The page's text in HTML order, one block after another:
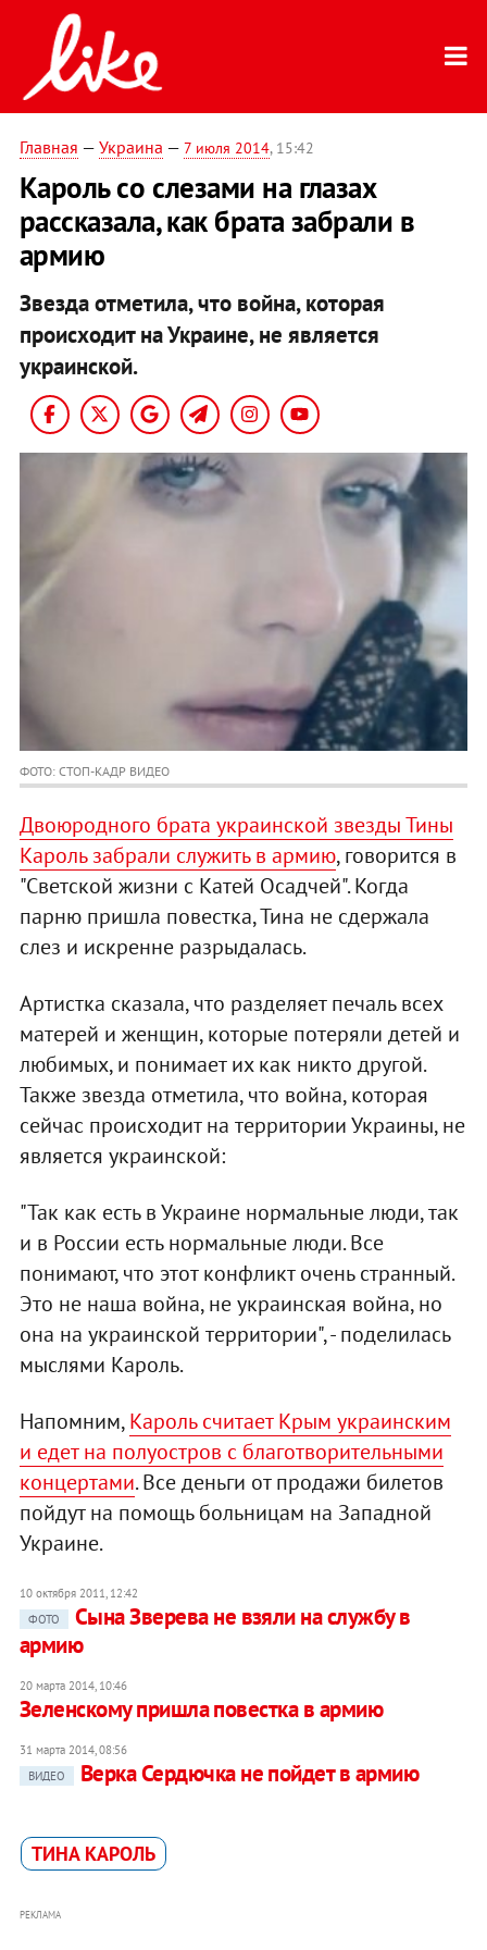
Главная — Украина — 7 июля 2014, 15:42
Кароль со слезами на глазах
рассказала, как брата забрали в
армию
Звезда отметила, что война, которая
происходит на Украине, не является
украинской.
ФОТО: СТОП-КАДР ВИДЕО
Двоюродного брата украинской звезды Тины
Кароль забрали служить в армию, говорится в
"Светской жизни с Катей Осадчей". Когда
парню пришла повестка, Тина не сдержала
слез и искренне разрыдалась.
Артистка сказала, что разделяет печаль всех
матерей и женщин, которые потеряли детей и
любимых, и понимает их как никто другой.
Также звезда отметила, что война, которая
сейчас происходит на территории Украины, не
является украинской:
"Так как есть в Украине нормальные люди, так
и в России есть нормальные люди. Все
понимают, что этот конфликт очень странный.
Это не наша война, не украинская война, но
она на украинской территории", - поделилась
мыслями Кароль.
Напомним,Кароль считает Крым украинским
и едет на полуостров с благотворительными
концертами. Все деньги от продажи билетов
пойдут на помощь больницам на Западной
Украине.
10 октября 2011, 12:42
ФОТО
Сына Зверева не взяли на службу в
армию
20 марта 2014, 10:46
Зеленскому пришла повестка в армию
31 марта 2014, 08:56
ВИДЕО
Верка Сердючка не пойдет в армию
ТИНА КАРОЛЬ
РЕКЛАМА